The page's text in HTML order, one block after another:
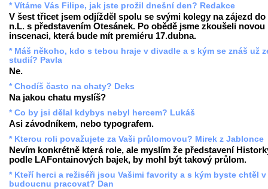
* Vítáme Vás Filipe, jak jste prožil dnešní den? Redakce
V šest třicet jsem odjížděl spolu se svými kolegy na zájezd do
n.L. s představením Otesánek. Po obědě jsme zkoušeli novou
inscenaci, která bude mít premiéru 17.dubna.
* Máš někoho, kdo s tebou hraje v divadle a s kým se znáš už
studií? Pavla
Ne.
* Chodíš často na chaty? Deks
Na jakou chatu myslíš?
* Co by jsi dělal kdybys nebyl hercem? Lukáš
Asi závodníkem, nebo typografem.
* Kterou roli považujete za Vaši průlomovou? Mirek z Jablonce
Nevím konkrétně která role, ale myslím že představení
podle LAFontainových bajek, by mohl být takový průlom.
* Kteří herci a režiséři jsou Vašimi favority a s kým byste chtěl v
budoucnu pracovat? Dan